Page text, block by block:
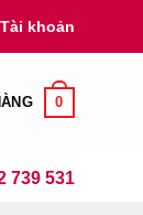
Tài khoản
0
739 531